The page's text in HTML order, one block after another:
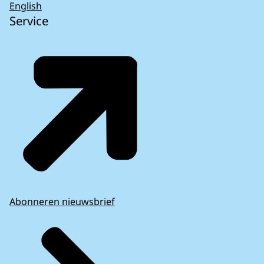
crisisrespons van de EU op de
coronapandemie
moet samen met andere EU-lidstaten garant
staan voor bepaalde uitgaven op EU-niveau.
impact van de EU-coronamaatregelen op
Figuur 1: Overzicht van Europese
coronamaatregelen die impact hebben op
Nederland
Door de versoepeling van de regels van het
Stabiliteits- en Groeipact mocht Nederland de
oplopen.
Verder mocht Nederland door de invoering van
het tijdelijke staatssteunkader meer staatssteun
verlenen dan onder normale omstandigheden.
English
Service
Abonneren nieuwsbrief